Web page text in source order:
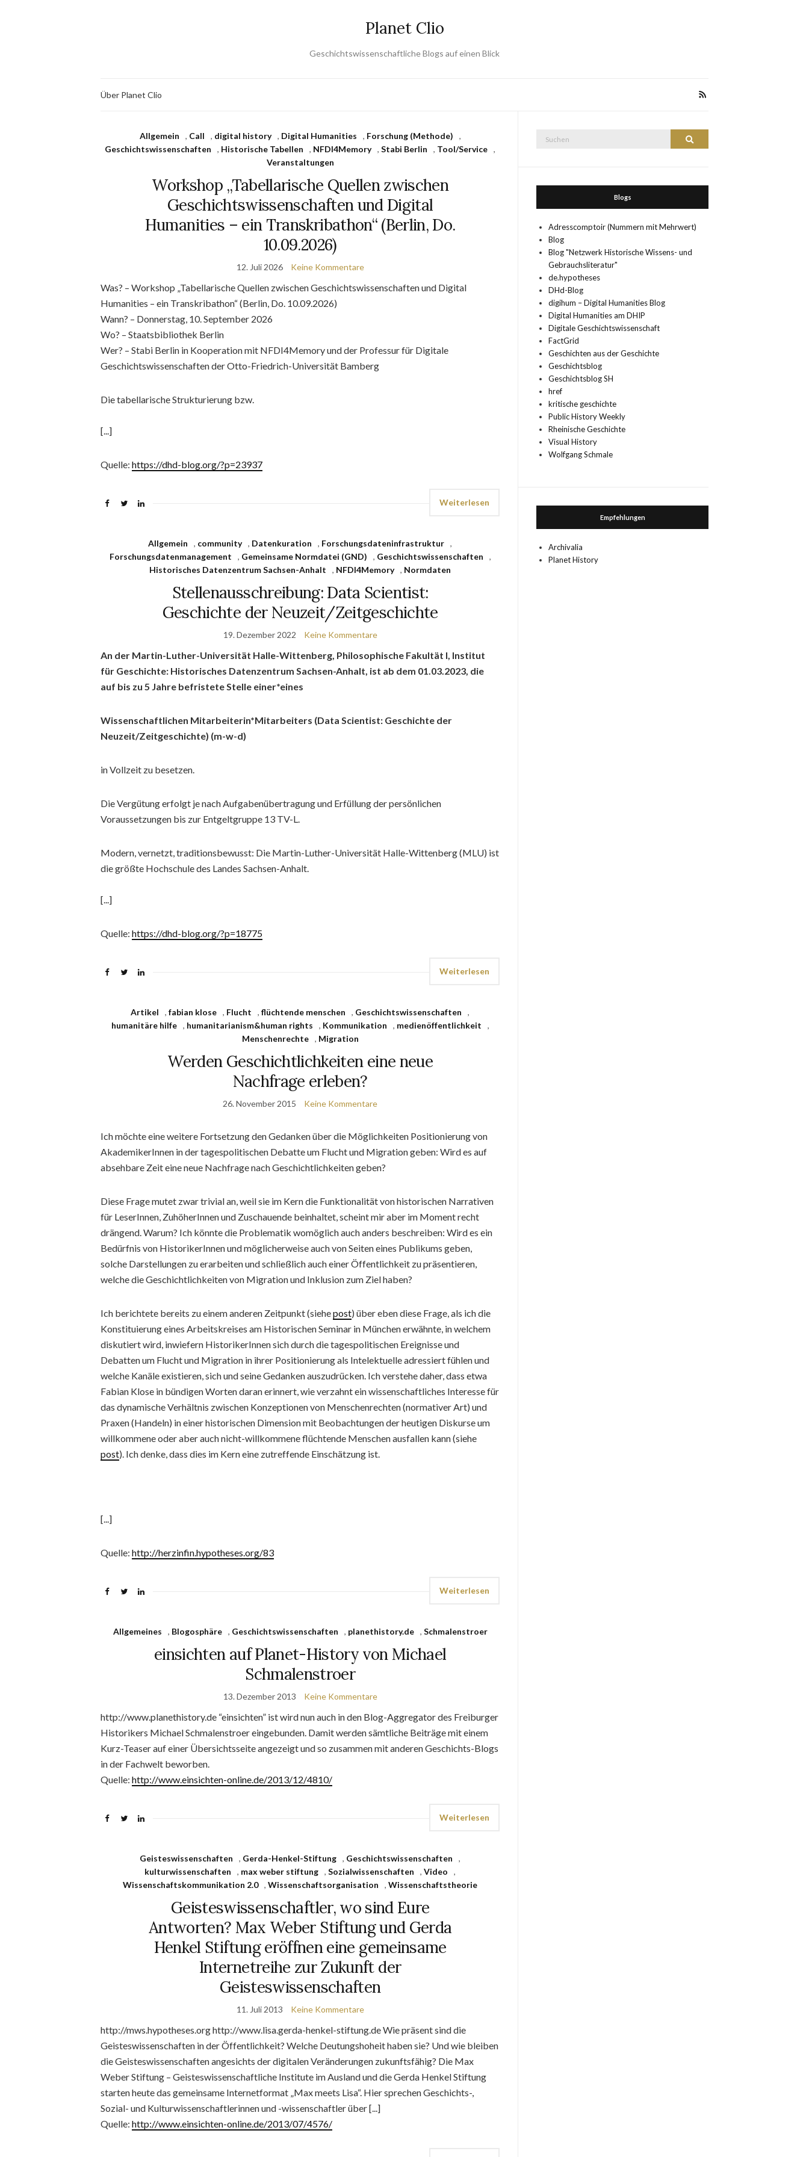
Planet Clio
Geschichtswissenschaftliche Blogs auf einen Blick
Über Planet Clio
Allgemein , Call , digital history , Digital Humanities , Forschung (Methode)
,
Geschichtswissenschaften
, Historische Tabellen , NFDI4Memory ,Stabi Berlin , Tool/Service ,
Veranstaltungen
Workshop „Tabellarische Quellen zwischen
Geschichtswissenschaften und Digital
Humanities – ein Transkribathon“ (Berlin, Do.
10.09.2026)
12. Juli 2026 Keine Kommentare
Was? – Workshop „Tabellarische Quellen zwischen Geschichtswissenschaften und Digital
Humanities – ein Transkribathon“ (Berlin, Do. 10.09.2026)
Wann? – Donnerstag, 10. September 2026
Wo? – Staatsbibliothek Berlin
Wer? – Stabi Berlin in Kooperation mit NFDI4Memory und der Professur für Digitale
Geschichtswissenschaften der Otto-Friedrich-Universität Bamberg
Die tabellarische Strukturierung bzw.
[...]
Quelle: https://dhd-blog.org/?p=23937
Weiterlesen
Allgemein , community , Datenkuration , Forschungsdateninfrastruktur ,
Forschungsdatenmanagement
, Gemeinsame Normdatei (GND) , Geschichtswissenschaften
,
Historisches Datenzentrum Sachsen-Anhalt
, NFDI4Memory , Normdaten
Stellenausschreibung: Data Scientist:
Geschichte der Neuzeit/Zeitgeschichte
19. Dezember 2022 Keine Kommentare
An der Martin-Luther-Universität Halle-Wittenberg, Philosophische Fakultät I, Institut
für Geschichte: Historisches Datenzentrum Sachsen-Anhalt, ist ab dem 01.03.2023, die
auf bis zu 5 Jahre befristete Stelle einer*eines
Wissenschaftlichen Mitarbeiterin*Mitarbeiters (Data Scientist: Geschichte der
Neuzeit/Zeitgeschichte) (m-w-d)
in Vollzeit zu besetzen.
Die Vergütung erfolgt je nach Aufgabenübertragung und Erfüllung der persönlichen
Voraussetzungen bis zur Entgeltgruppe 13 TV-L.
Modern, vernetzt, traditionsbewusst: Die Martin-Luther-Universität Halle-Wittenberg (MLU) ist
die größte Hochschule des Landes Sachsen-Anhalt.
[...]
Quelle: https://dhd-blog.org/?p=18775
Weiterlesen
Artikel ,fabian klose , Flucht ,flüchtende menschen , Geschichtswissenschaften
,
humanitäre hilfe
, humanitarianism&human rights , Kommunikation , medienöffentlichkeit
,
Menschenrechte
, Migration
Werden Geschichtlichkeiten eine neue
Nachfrage erleben?
26. November 2015 Keine Kommentare
Ich möchte eine weitere Fortsetzung den Gedanken über die Möglichkeiten Positionierung von
AkademikerInnen in der tagespolitischen Debatte um Flucht und Migration geben: Wird es auf
absehbare Zeit eine neue Nachfrage nach Geschichtlichkeiten geben?
Diese Frage mutet zwar trivial an, weil sie im Kern die Funktionalität von historischen Narrativen
für LeserInnen, ZuhöherInnen und Zuschauende beinhaltet, scheint mir aber im Moment recht
drängend. Warum? Ich könnte die Problematik womöglich auch anders beschreiben: Wird es ein
Bedürfnis von HistorikerInnen und möglicherweise auch von Seiten eines Publikums geben,
solche Darstellungen zu erarbeiten und schließlich auch einer Öffentlichkeit zu präsentieren,
welche die Geschichtlichkeiten von Migration und Inklusion zum Ziel haben?
Ich berichtete bereits zu einem anderen Zeitpunkt (siehepost) über eben diese Frage, als ich die
Konstituierung eines Arbeitskreises am Historischen Seminar in München erwähnte, in welchem
diskutiert wird, inwiefern HistorikerInnen sich durch die tagespolitischen Ereignisse und
Debatten um Flucht und Migration in ihrer Positionierung als Intelektuelle adressiert fühlen und
welche Kanäle existieren, sich und seine Gedanken auszudrücken. Ich verstehe daher, dass etwa
Fabian Klose in bündigen Worten daran erinnert, wie verzahnt ein wissenschaftliches Interesse für
das dynamische Verhältnis zwischen Konzeptionen von Menschenrechten (normativer Art) und
Praxen (Handeln) in einer historischen Dimension mit Beobachtungen der heutigen Diskurse um
willkommene oder aber auch nicht-willkommene flüchtende Menschen ausfallen kann (siehe
post). Ich denke, dass dies im Kern eine zutreffende Einschätzung ist.
[...]
Quelle: http://herzinfin.hypotheses.org/83
Weiterlesen
Allgemeines , Blogosphäre , Geschichtswissenschaften , planethistory.de , Schmalenstroer
einsichten auf Planet-History von Michael
Schmalenstroer
13. Dezember 2013 Keine Kommentare
http://www.planethistory.de “einsichten” ist wird nun auch in den Blog-Aggregator des Freiburger
Historikers Michael Schmalenstroer eingebunden. Damit werden sämtliche Beiträge mit einem
Kurz-Teaser auf einer Übersichtsseite angezeigt und so zusammen mit anderen Geschichts-Blogs
in der Fachwelt beworben.
Quelle: http://www.einsichten-online.de/2013/12/4810/
Weiterlesen
Geisteswissenschaften , Gerda-Henkel-Stiftung , Geschichtswissenschaften
,
kulturwissenschaften
, max weber stiftung ,Sozialwissenschaften ,Video
,
Wissenschaftskommunikation 2.0 ,Wissenschaftsorganisation ,Wissenschaftstheorie
Geisteswissenschaftler, wo sind Eure
Antworten? Max Weber Stiftung und Gerda
Henkel Stiftung eröffnen eine gemeinsame
Internetreihe zur Zukunft der
Geisteswissenschaften
11. Juli 2013 Keine Kommentare
http://mws.hypotheses.org http://www.lisa.gerda-henkel-stiftung.de Wie präsent sind die
Geisteswissenschaften in der Öffentlichkeit? Welche Deutungshoheit haben sie? Und wie bleiben
die Geisteswissenschaften angesichts der digitalen Veränderungen zukunftsfähig? Die Max
Weber Stiftung – Geisteswissenschaftliche Institute im Ausland und die Gerda Henkel Stiftung
starten heute das gemeinsame Internetformat „Max meets Lisa“. Hier sprechen Geschichts-,
Sozial- und Kulturwissenschaftlerinnen und -wissenschaftler über [...]
Quelle: http://www.einsichten-online.de/2013/07/4576/
Suchen
Blogs
Adresscomptoir (Nummern mit Mehrwert)
Blog
Blog "Netzwerk Historische Wissens- und
Gebrauchsliteratur"
de.hypotheses
DHd-Blog
digihum – Digital Humanities Blog
Digital Humanities am DHIP
Digitale Geschichtswissenschaft
FactGrid
Geschichten aus der Geschichte
Geschichtsblog
Geschichtsblog SH
href
kritische geschichte
Public History Weekly
Rheinische Geschichte
Visual History
Wolfgang Schmale
Empfehlungen
Archivalia
Planet History